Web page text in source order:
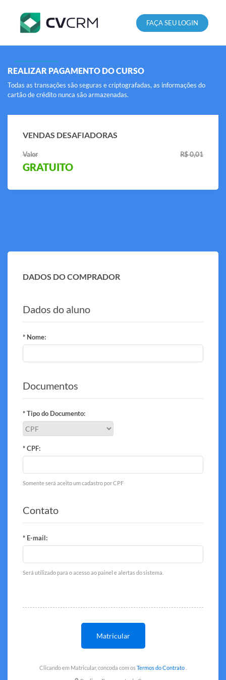
FAÇA SEU LOGIN
REALIZAR PAGAMENTO DO CURSO
Todas as transações são seguras e criptografadas, as informações do
cartão de crédito nunca são armazenadas.
DADOS DO COMPRADOR
Dados do aluno
* Nome:
Documentos
* Tipo do Documento:
* CPF:
Somente será aceito um cadastro por CPF
Contato
* E-mail:
Será utilizado para o acesso ao painel e alertas do sistema.
Matricular
Clicando em Matricular, concoda com osTermos do Contrato
VENDAS DESAFIADORAS
Valor R$ 0,01
GRATUITO